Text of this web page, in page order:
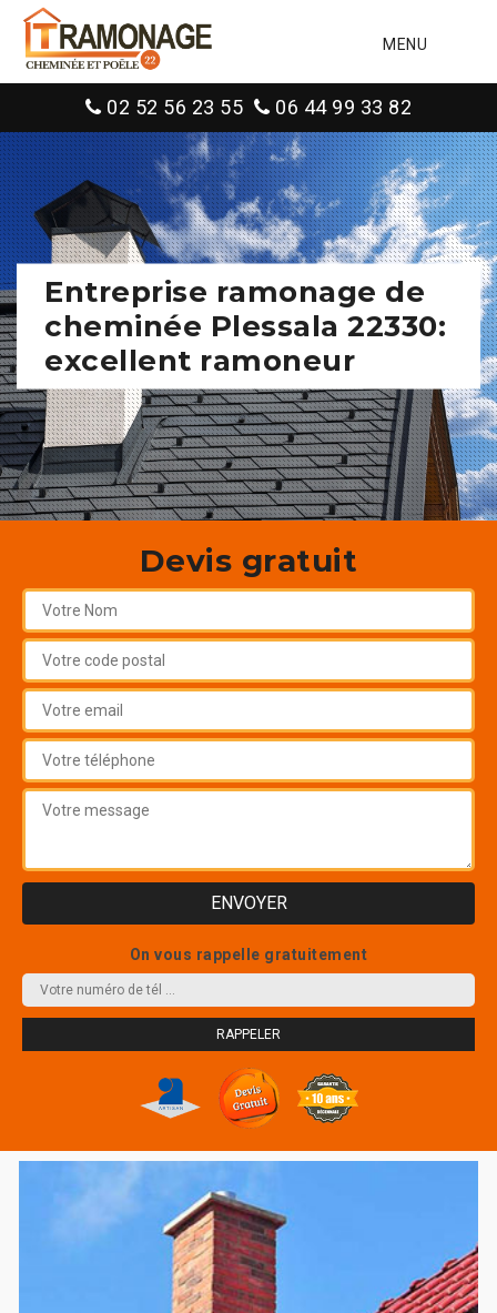
MENU
02 52 56 23 55 06 44 99 33 82
Entreprise ramonage de
cheminée Plessala 22330:
excellent ramoneur
Devis gratuit
On vous rappelle gratuitement